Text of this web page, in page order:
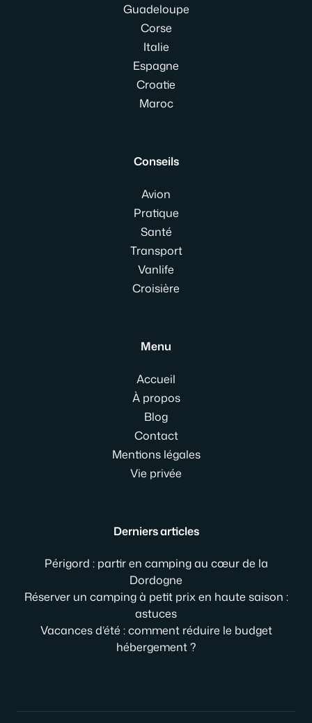
Guadeloupe
Corse
Italie
Espagne
Croatie
Maroc
Conseils
Avion
Pratique
Santé
Transport
Vanlife
Croisière
Menu
Accueil
À propos
Blog
Contact
Mentions légales
Vie privée
Derniers articles
Périgord : partir en camping au cœur de la
Dordogne
Réserver un camping à petit prix en haute saison :
astuces
Vacances d’été : comment réduire le budget
hébergement ?